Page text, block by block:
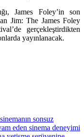
James Foley’in son
Jim: The James Foley
gerçekleştirdikten
yayınlanacak.
sonsuz
eden sinema deneyimi